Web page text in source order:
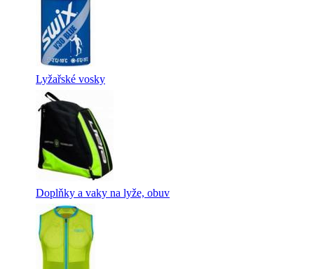
Lyžařské vosky
Doplňky a vaky na lyže, obuv